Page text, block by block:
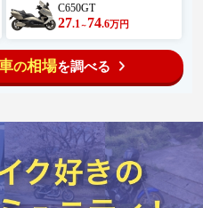
C650GT
27.1 ～ 74.6万円
の相場を調べる